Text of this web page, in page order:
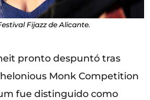
Fijazz de Alicante.
pronto despuntó tras
Monk Competition
fue distinguido como